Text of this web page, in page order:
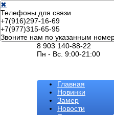
✖
Телефоны для связи
+7(916)297-16-69
+7(977)315-65-95
Звоните нам по указанным
8 903 140-88-22
Пн - Вс. 9:00-21:00
Главная
Новинки
Замер
Новости